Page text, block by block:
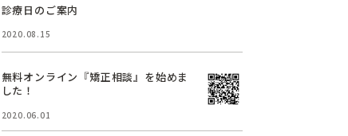
診療日のご案内
2020.08.15
無料オンライン『矯正相談』を始めま
した！
2020.06.01